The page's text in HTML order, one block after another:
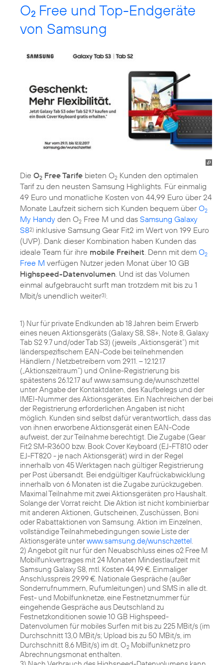
O2 Free und Top-Endgeräte
von Samsung
Die O2 Free Tarife bieten O2 Kunden den optimalen
Tarif zu den neusten Samsung Highlights. Für einmalig
49 Euro und monatliche Kosten von 44,99 Euro über 24
Monate Laufzeit sichern sich Kunden bequem überO2
My Handy den O2 Free M und das Samsung Galaxy
S82) inklusive Samsung Gear Fit2 im Wert von 199 Euro
(UVP). Dank dieser Kombination haben Kunden das
ideale Team für ihre mobile Freiheit. Denn mit dem O2
Free M verfügen Nutzer jeden Monat über 10 GB
Highspeed-Datenvolumen. Und ist das Volumen
einmal aufgebraucht surft man trotzdem mit bis zu 1
Mbit/s unendlich weiter3).
1) Nur für private Endkunden ab 18 Jahren beim Erwerb
eines neuen Aktionsgeräts (Galaxy S8, S8+, Note 8, Galaxy
Tab S2 9.7 und/oder Tab S3) (jeweils „Aktionsgerät“) mit
länderspezifischem EAN-Code bei teilnehmenden
Händlern / Netzbetreibern vom 29.11. – 12.12.17
(„Aktionszeitraum“) und Online-Registrierung bis
spätestens 26.12.17 auf www.samsung.de/wunschzettel
unter Angabe der Kontaktdaten, des Kaufbelegs und der
IMEI-Nummer des Aktionsgerätes. Ein Nachreichen der bei
der Registrierung erforderlichen Angaben ist nicht
möglich. Kunden sind selbst dafür verantwortlich, dass das
von ihnen erworbene Aktionsgerät einen EAN-Code
aufweist, der zur Teilnahme berechtigt. Die Zugabe (Gear
Fit2 SM-R3600 bzw. Book Cover Keyboard (EJ-FT810 oder
EJ-FT820 - je nach Aktionsgerät) wird in der Regel
innerhalb von 45 Werktagen nach gültiger Registrierung
per Post übersandt. Bei endgültiger Kaufrückabwicklung
innerhalb von 6 Monaten ist die Zugabe zurückzugeben.
Maximal Teilnahme mit zwei Aktionsgeräten pro Haushalt.
Solange der Vorrat reicht. Die Aktion ist nicht kombinierbar
mit anderen Aktionen, Gutscheinen, Zuschüssen, Boni
oder Rabattaktionen von Samsung. Aktion im Einzelnen,
vollständige Teilnahmebedingungen sowie Liste der
Aktionsgeräte unterwww.samsung.de/wunschzettel.
2) Angebot gilt nur für den Neuabschluss eines o2 Free M
Mobilfunkvertrages mit 24 Monaten Mindestlaufzeit mit
Samsung Galaxy S8, mtl. Kosten 44,99 €. Einmaliger
Anschlusspreis 29,99 €. Nationale Gespräche (außer
Sonderrufnummern, Rufumleitungen) und SMS in alle dt.
Fest- und Mobilfunknetze, eine Festnetznummer für
eingehende Gespräche aus Deutschland zu
Festnetzkonditionen sowie 10 GB Highspeed-
Datenvolumen für mobiles Surfen mit bis zu 225 MBit/s (im
Durchschnitt 13,0 MBit/s; Upload bis zu 50 MBit/s, im
Durchschnitt 8,6 MBit/s) im dt. O2 Mobilfunknetz pro
Abrechnungsmonat enthalten.